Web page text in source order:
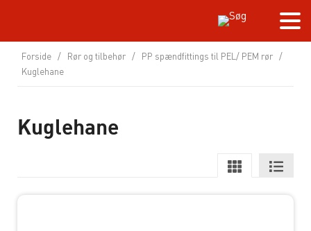
Forside / Rør og tilbehør / PP spændfittings til PEL/ PEM rør /
Kuglehane
Kuglehane